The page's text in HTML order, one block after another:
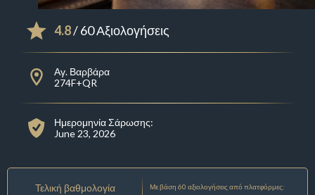
4.8/ 60 Αξιολογήσεις
Αγ. Βαρβάρα
274F+QR
Ημερομηνία Σάρωσης:
June 23, 2026
Τελική βαθμολογία Με βάση 60 αξιολογήσεις από πλατφόρμες: